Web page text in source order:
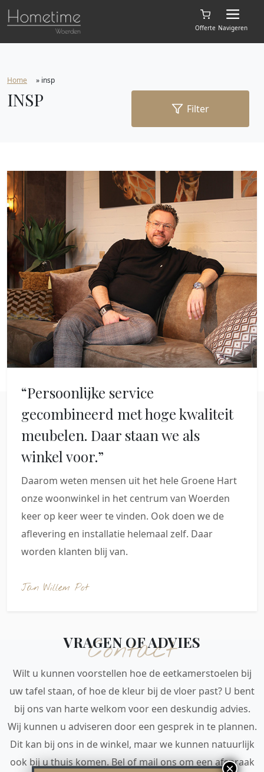
Offerte Navigeren
Home » insp
INSP Filter
“Persoonlijke service
gecombineerd met hoge kwaliteit
meubelen. Daar staan we als
winkel voor.”
Daarom weten mensen uit het hele Groene Hart
onze woonwinkel in het centrum van Woerden
keer op keer weer te vinden. Ook doen we de
aflevering en installatie helemaal zelf. Daar
worden klanten blij van.
Jan Willem Pot
Contact
VRAGEN OF ADVIES
Wilt u kunnen voorstellen hoe de eetkamerstoelen bij
uw tafel staan, of hoe de kleur bij de vloer past? U bent
bij ons van harte welkom voor een deskundig advies.
Wij kunnen u adviseren door een gesprek in te plannen.
Dit kan bij ons in de winkel, maar we kunnen natuurlijk
ook bij u thuis komen. Bel of mail ons om een afspraak